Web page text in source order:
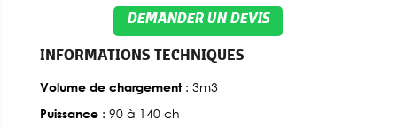
DEMANDER UN DEVIS
INFORMATIONS TECHNIQUES
Volume de chargement: 3m3
Puissance: 90 à 140 ch